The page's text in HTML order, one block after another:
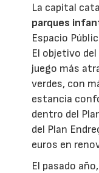
La capital
parques
Espacio
El objetivo
juego más
verdes, con
estancia
dentro del
del Plan
euros en
El pasado